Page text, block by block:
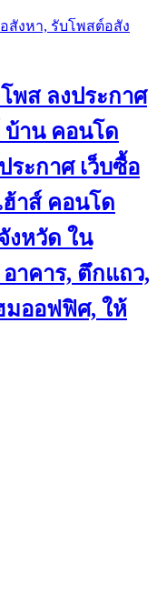
สังหา, รับโพสต์อสัง
พส ลงประกาศ
บ้าน คอนโด
ระกาศ เว็บซื้อ
าส์ คอนโด
หวัด ใน
าคาร, ตึกแถว,
มออฟฟิศ, ให้